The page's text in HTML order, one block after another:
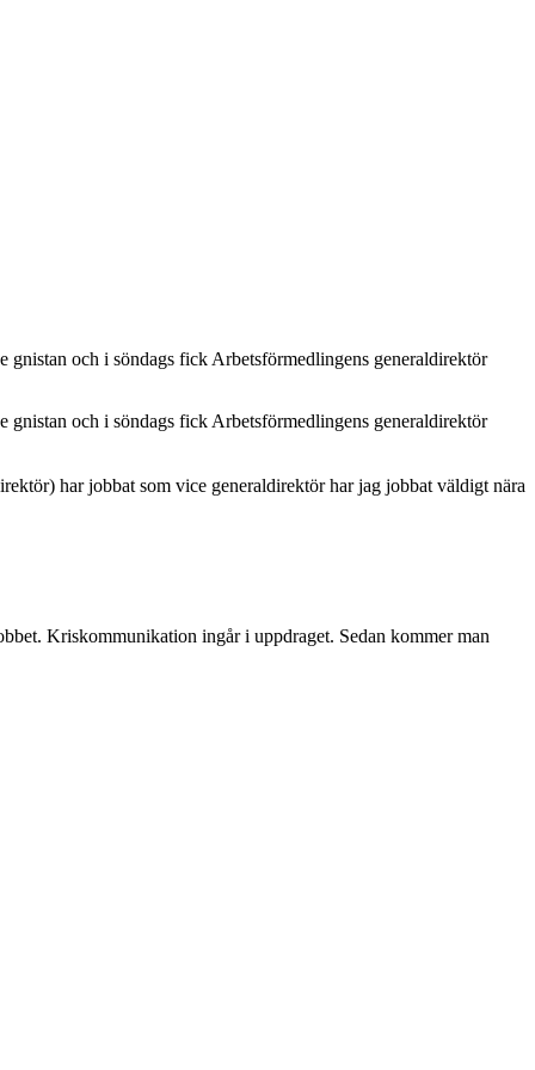
och i söndags fick Arbetsförmedlingens generaldirektör
och i söndags fick Arbetsförmedlingens generaldirektör
har jobbat som vice generaldirektör har jag jobbat väldigt nära
Kriskommunikation ingår i uppdraget. Sedan kommer man